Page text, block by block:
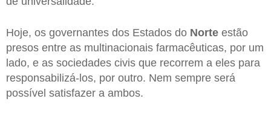
Hoje, os governantes dos Estados do Norte estão
presos entre as multinacionais farmacêuticas, por um
lado, e as sociedades civis que recorrem a eles para
responsabilizá-los, por outro. Nem sempre será
possível satisfazer a ambos.